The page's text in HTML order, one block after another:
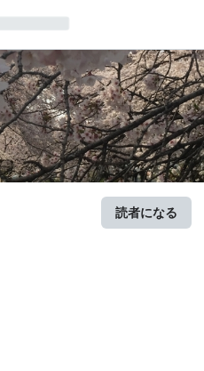
読者になる